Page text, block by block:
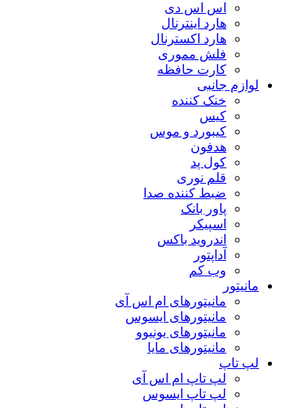
اس اس دی
هارد اینترنال
هارد اکسترنال
فلش مموری
کارت حافظه
لوازم جانبی
خنک کننده
کیس
کیبورد و موس
هدفون
کول پد
قلم نوری
ضبط کننده صدا
پاور بانک
اسپیکر
اندروید باکس
آداپتور
وب کم
مانیتور
مانیتورهای ام اس آی
مانیتورهای ایسوس
مانیتورهای یونیوو
مانیتورهای مایا
لپ تاپ
لپ تاپ ام اس آی
لپ تاپ ایسوس